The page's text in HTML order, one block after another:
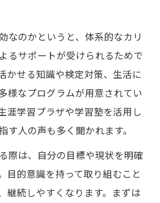
見る自己啓発の相性
ィで広がる学習の輪
域コミュニティの学び
る地域との学び合い
地域学習活動の広がり
む新しい学びの場
ぶ多世代学習の輪
塾活用の実践アイデア
なのかというと、体系的なカリ
るサポートが受けられるためで
かせる知識や検定対策、生活に
様なプログラムが用意されてい
涯学習プラザや学習塾を活用し
す人の声も多く聞かれます。
際は、自分の目標や現状を明確
目的意識を持って取り組むこと
継続しやすくなります。まずは